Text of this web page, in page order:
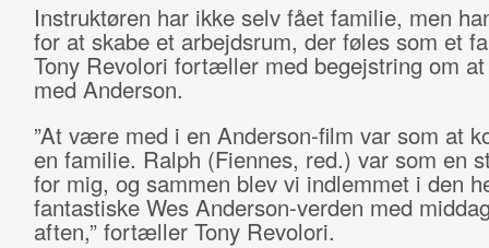
Instruktøren har ikke selv fået familie, men
for at skabe et arbejdsrum, der føles som et
Tony Revolori fortæller med begejstring om
med Anderson.
”At være med i en Anderson-film var som at
en familie. Ralph (Fiennes, red.) var som en
for mig, og sammen blev vi indlemmet i den
fantastiske Wes Anderson-verden med
aften,” fortæller Tony Revolori.